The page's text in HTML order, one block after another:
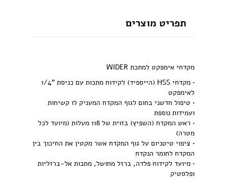
תפריט מוצרים
מקדחי אימפקט למתכת WIDER
• מקדחי HSS (הייספיד) לקידוח מתכות עם כניסת "1/4
לאימפקט
• טיפול חדשני בחום לגוף המקדח המעניק לו קשיחות
ועמידות נוספת
• ראש המקדח (השפיץ) בזוית של 118 מעלות (מיועד לכל
מטרה)
• ציפוי טיטניום על גוף המקדח אשר מקטין את החיכוך בין
המקדח לחומר הנקדח
• מיועד לקידוח פלדה, ברזל מחושל, מתכות אל-ברזליות
ופלסטיק